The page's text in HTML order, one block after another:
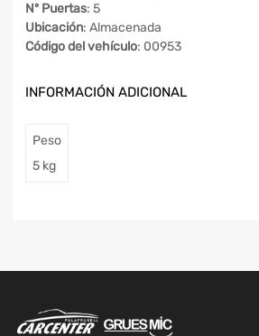
Nº Puertas: 5
Ubicación: Almacenada
Código del vehículo: 00953
INFORMACIÓN ADICIONAL
Peso
5 kg